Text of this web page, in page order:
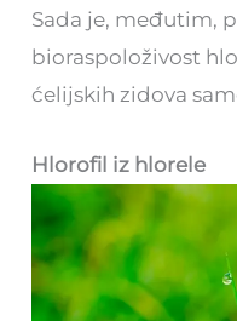
Sada je, međutim,
bioraspoloživost
ćelijskih zidova
Hlorofil iz hlorele